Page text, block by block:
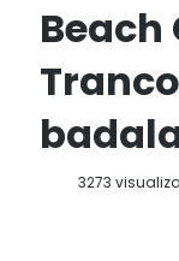
Beach
3273